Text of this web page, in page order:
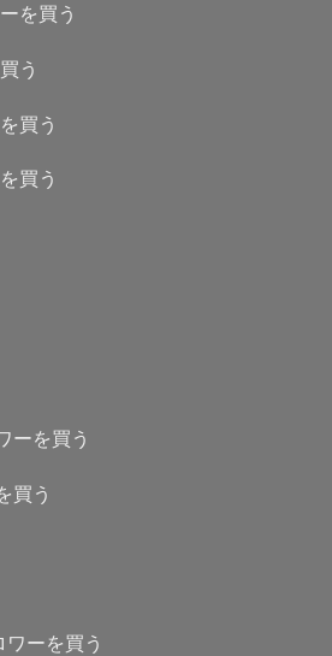
を買う
う
買う
買う
ーを買う
買う
ーを買う